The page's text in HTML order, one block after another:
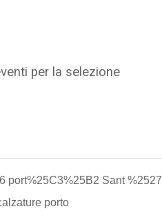
per la selezione
port%25C3%25B2 Sant %2527
porto